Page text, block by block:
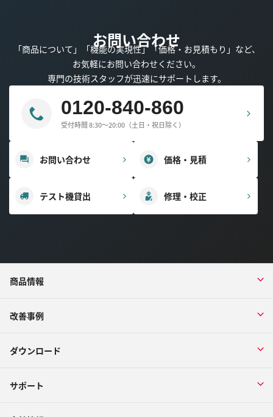
お問い合わせ
「商品について」「機能の実現性」「価格・お見積もり」など、
お気軽にお問い合わせください。
専門の技術スタッフが迅速にサポートします。
0120-840-860
受付時間 8:30～20:00（土日・祝日除く）
お問い合わせ 価格・見積
テスト機貸出 修理・校正
商品情報
改善事例
ダウンロード
サポート